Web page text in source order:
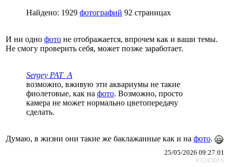
Найдено: 1929 фотографий 92 страницах
И ни одно фото не отображается, впрочем как и ваши темы.
Не смогу проверить себя, может позже заработает.
Sergey PAT_A
возможно, вживую эти аквариумы не такие
фиолетовые, как на фото. Возможно, просто
камера не может нормально цветопередачу
сделать.
Думаю, в жизни они такие же баклажанные как и на фото.
25/05/2026 09:27:01
#3243016